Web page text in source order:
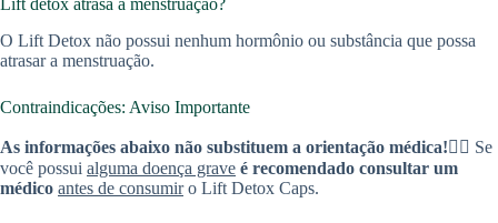
Lift detox atrasa a menstruação?
O Lift Detox não possui nenhum hormônio ou substância que possa
atrasar a menstruação.
Contraindicações: Aviso Importante
As informações abaixo não substituem a orientação médica!👨‍⚕️ Se
você possui alguma doença grave é recomendado consultar um
médico antes de consumiro Lift Detox Caps.